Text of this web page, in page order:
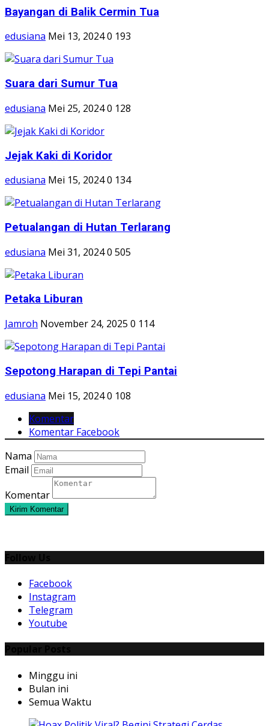
Bayangan di Balik Cermin Tua
edusiana Mei 13, 20240 193
Suara dari Sumur Tua
edusiana Mei 25, 20240 128
Jejak Kaki di Koridor
edusiana Mei 15, 20240 134
Petualangan di Hutan Terlarang
edusiana Mei 31, 20240 505
Petaka Liburan
Jamroh November 24, 2025 0 114
Sepotong Harapan di Tepi Pantai
edusiana Mei 15, 20240 108
Komentar
Komentar Facebook
Nama
Email
Komentar
Kirim Komentar
Facebook
Instagram
Telegram
Youtube
Minggu ini
Bulan ini
Semua Waktu